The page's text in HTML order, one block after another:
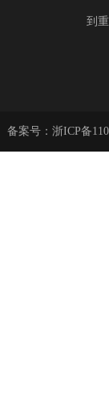
到
案号： 浙ICP备